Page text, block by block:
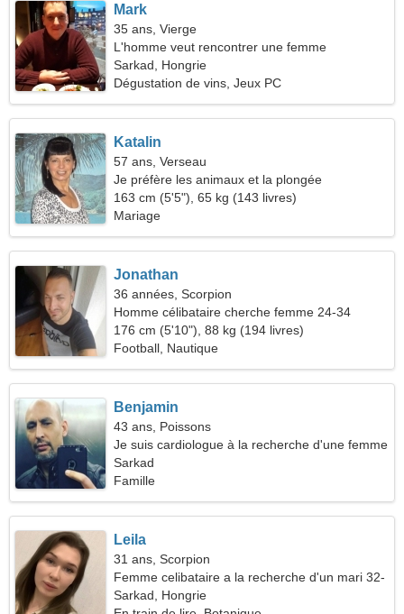
Mark
35 ans, Vierge
L'homme veut rencontrer une femme
Sarkad, Hongrie
Dégustation de vins, Jeux PC
Katalin
57 ans, Verseau
Je préfère les animaux et la plongée
163 cm (5'5"), 65 kg (143 livres)
Mariage
Jonathan
36 années, Scorpion
Homme célibataire cherche femme 24-34
176 cm (5'10"), 88 kg (194 livres)
Football, Nautique
Benjamin
43 ans, Poissons
Je suis cardiologue à la recherche d'une femme
affectueuse
Sarkad
Famille
Leila
31 ans, Scorpion
Femme celibataire a la recherche d'un mari 32-
38
Sarkad, Hongrie